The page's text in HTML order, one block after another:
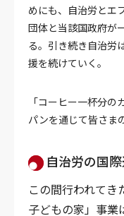
めにも、自治労とエ
団体と当該国政府が
る。引き続き自治労
援を続けていく。
「コーヒー一杯分
パンを通じて皆さま
自治労の国
この間行われてき
子どもの家」事業